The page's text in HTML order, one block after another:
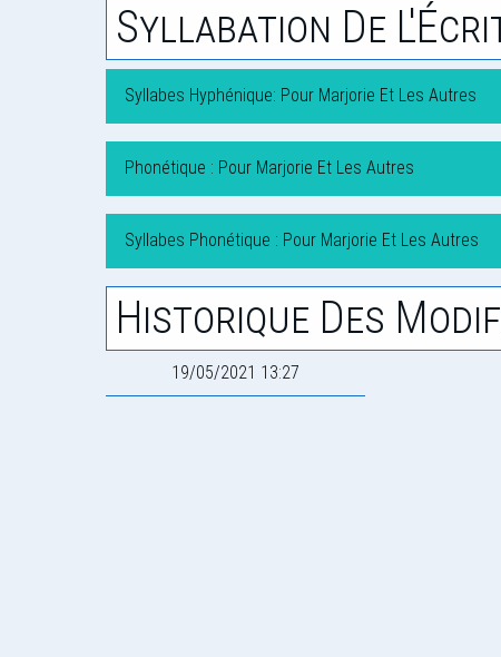
Syllabation De
Syllabes Hyphénique: Pour Marjorie Et Les Autres
Phonétique : Pour Marjorie Et Les Autres
Syllabes Phonétique : Pour Marjorie Et Les Autres
Historique Des
19/05/2021 13:27